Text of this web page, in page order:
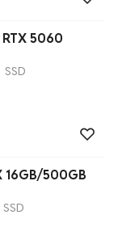
5060
SSD
16GB/500GB
SSD